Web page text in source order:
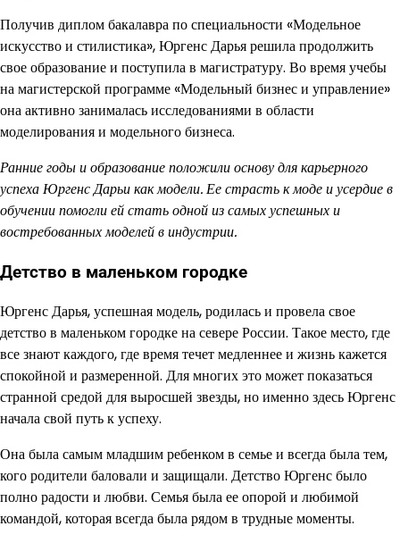
Получив диплом бакалавра по специальности «Модельное
искусство и стилистика», Юргенс Дарья решила продолжить
свое образование и поступила в магистратуру. Во время учебы
на магистерской программе «Модельный бизнес и управление»
она активно занималась исследованиями в области
моделирования и модельного бизнеса.
Ранние годы и образование положили основу для карьерного
успеха Юргенс Дарьи как модели. Ее страсть к моде и усердие в
обучении помогли ей стать одной из самых успешных и
востребованных моделей в индустрии.
Детство в маленьком городке
Юргенс Дарья, успешная модель, родилась и провела свое
детство в маленьком городке на севере России. Такое место, где
все знают каждого, где время течет медленнее и жизнь кажется
спокойной и размеренной. Для многих это может показаться
странной средой для выросшей звезды, но именно здесь Юргенс
начала свой путь к успеху.
Она была самым младшим ребенком в семье и всегда была тем,
кого родители баловали и защищали. Детство Юргенс было
полно радости и любви. Семья была ее опорой и любимой
командой, которая всегда была рядом в трудные моменты.